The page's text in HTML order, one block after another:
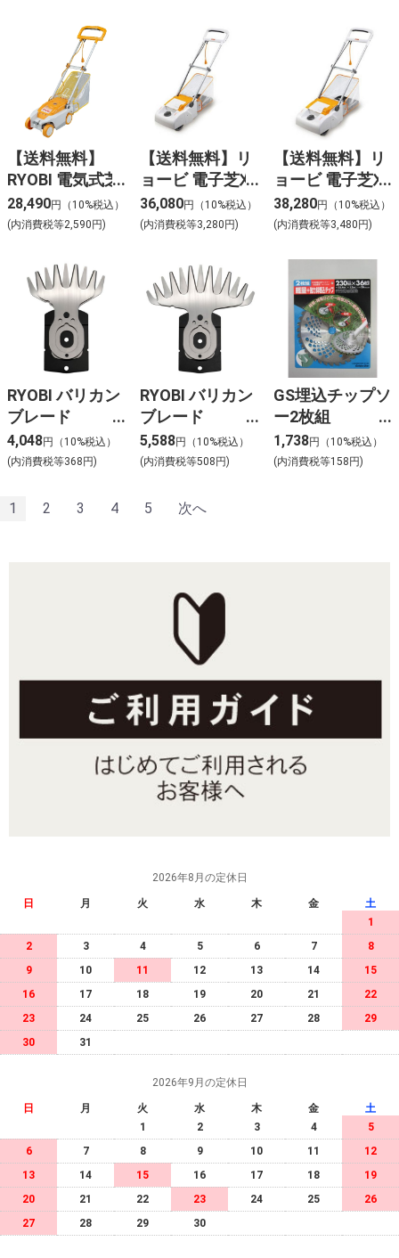
【送料無料】
RYOBI 電気式芝
刈機 ロータリー
式LMR-2300
28,490円（10%税込）
(内消費税等2,590円)
【送料無料】リ
ョービ 電子芝刈
機(リール式)
LM-2310
36,080円（10%税込）
(内消費税等3,280円)
【送料無料】リ
ョービ 電子芝刈
機(リール式)
LM-2810
38,280円（10%税込）
(内消費税等3,480円)
RYOBI バリカン
ブレード
110mm
6730897
4,048円（10%税込）
(内消費税等368円)
RYOBI バリカン
ブレード
160mm
6730907
5,588円（10%税込）
(内消費税等508円)
GS埋込チップソ
ー2枚組
230mm×36P
1,738円（10%税込）
(内消費税等158円)
1 2 3 4 5 次へ
2026年8月の定休日
日 月 火 水 木 金
土
1
2
3 4 5 6 7
8
9
10 11 12 13 14
15
16
17 18 19 20 21
22
23
24 25 26 27 28
29
30
31
2026年9月の定休日
日 月 火 水 木 金
土
1
2 3 4
5
6
7 8 9 10 11
12
13
14 15 16 17 18
19
20
21 22 23 24 25
26
27
28 29 30